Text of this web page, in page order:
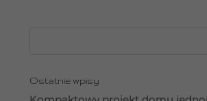
Ostatnie wpisy